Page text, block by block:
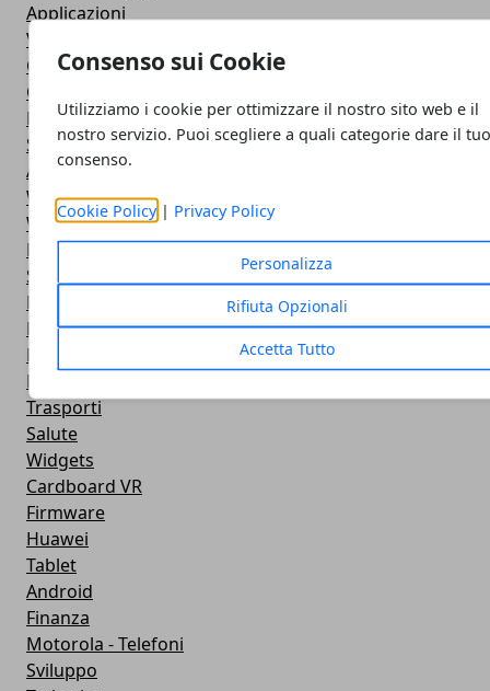
Consenso sui Cookie
Utilizziamo i cookie per ottimizzare il nostro sito web e il
nostro servizio. Puoi scegliere a quali categorie dare il
consenso.
Cookie Policy | Privacy Policy
Personalizza
Rifiuta Opzionali
Accetta Tutto
Applicazioni
Viaggi
Galaxy Note 5
Google Play
Fotografia
Stile di vita
Antivirus
Widget Orologio
Widget Meteo
Ricezione WiFi
Sport
Meteo
Rooting
Emulazione
Lg - Telefoni
Trasporti
Salute
Widgets
Cardboard VR
Firmware
Huawei
Tablet
Android
Finanza
Motorola - Telefoni
Sviluppo